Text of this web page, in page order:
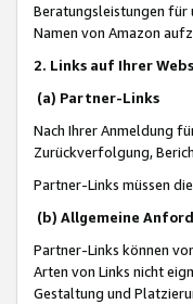
Beratungsleistungen für
Namen von Amazon
2. Links auf Ihrer
(a) Partner-Links
Nach Ihrer Anmeldung
Zurückverfolgung,
Partner-Links müssen
(b) Allgemeine
Partner-Links können
Arten von Links nicht
Gestaltung und